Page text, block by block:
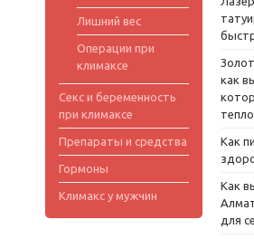
Лишний вес
Операции при
климаксе
Секс и беременность
при климаксе
Препараты и средства
Гормоны
Климакс у мужчин
как
Как
Как
для